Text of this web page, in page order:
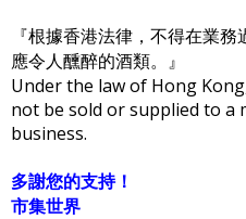
『根據香港法律，不得在業
應令人醺醉的酒類。』
Under the law of Hong
not be sold or supplied to a
business.
多謝您的支持！
市集世界